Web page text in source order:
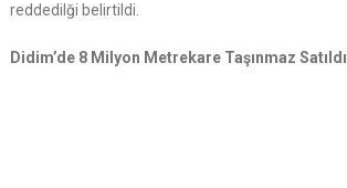
reddedilği belirtildi.
Didim’de 8 Milyon Metrekare Taşınmaz Satıldı